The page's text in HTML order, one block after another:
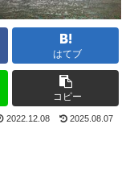
はてブ
コピー
2022.12.08 2025.08.07